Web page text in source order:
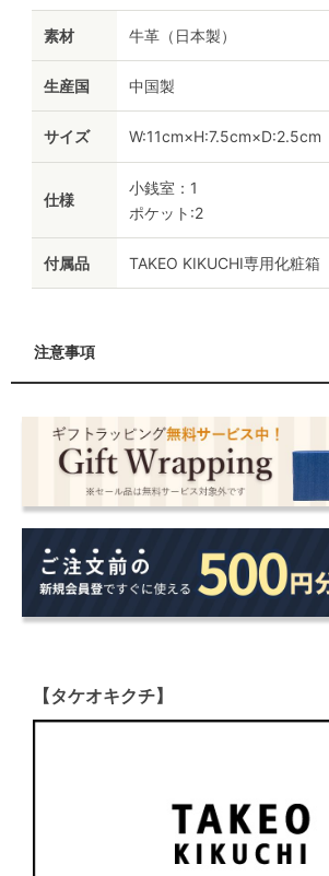
素材 牛革（日本製）
生産国 中国製
サイズ W:11cm×H:7.5cm×D:2.5cm
仕様
小銭室：1
ポケット:2
付属品 TAKEO KIKUCHI専用化粧箱
注意事項
【タケオキクチ】